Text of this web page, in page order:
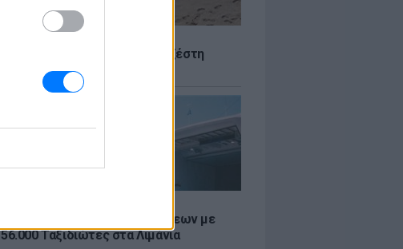
Καιρός: Πού θα «χτυπήσει» η ζέστη
Αύγουστος: Ρεκόρ Αναχωρήσεων με
56.000 Ταξιδιώτες στα Λιμάνια